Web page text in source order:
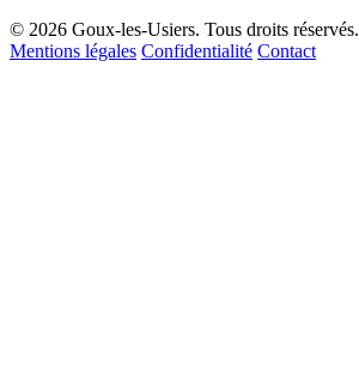
© 2026 Goux-les-Usiers. Tous droits réservés.
Mentions légales Confidentialité Contact